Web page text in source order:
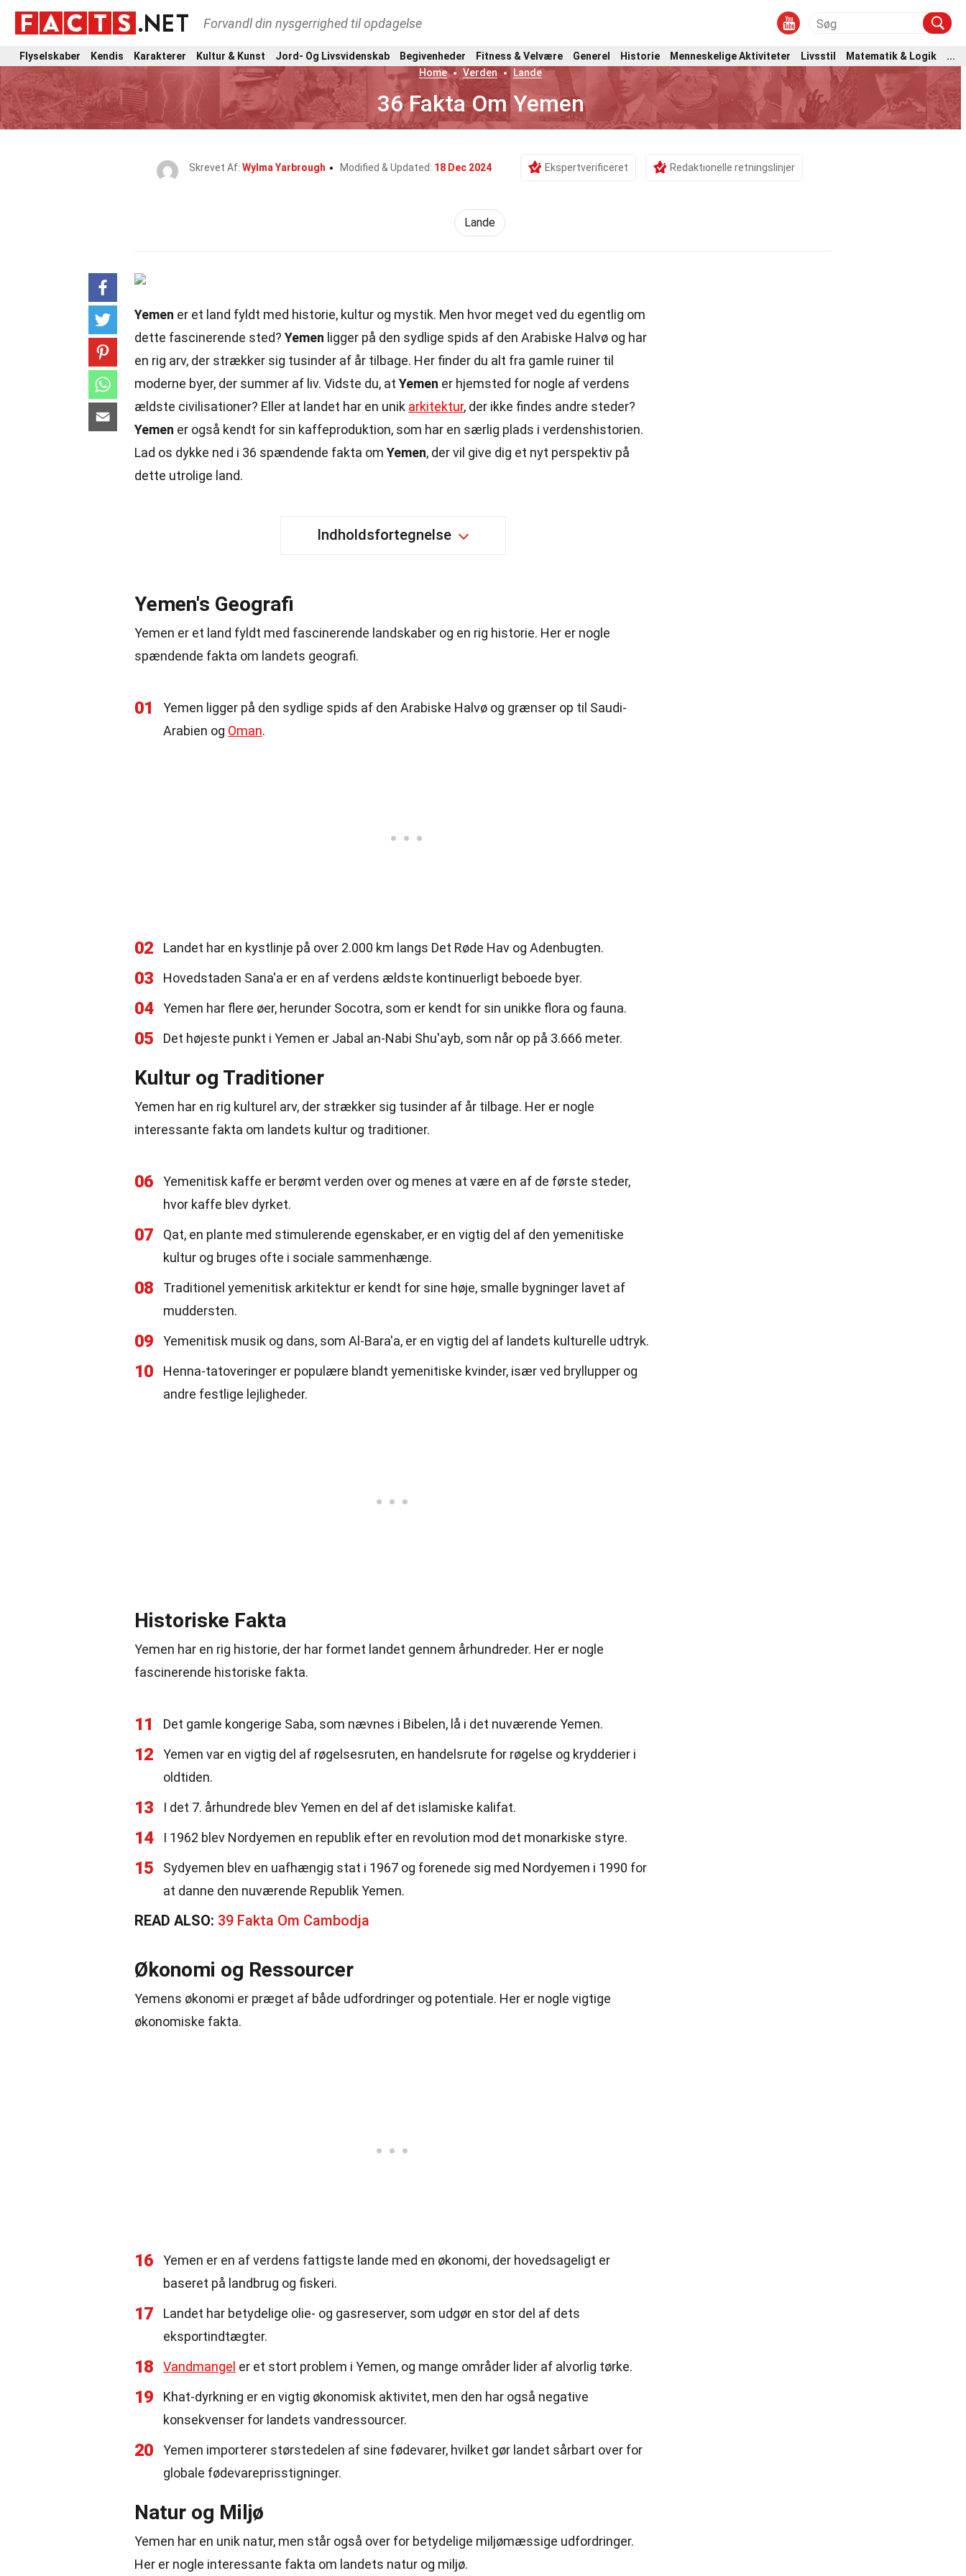
Forvandl din nysgerrighed til opdagelse
Flyselskaber Kendis Karakterer Kultur & Kunst Jord- Og Livsvidenskab Begivenheder Fitness & Velvære Generel Historie Menneskelige Aktiviteter Livsstil Matematik & Logik
...
Home
Verden Lande
36 Fakta Om Yemen
Skrevet Af: Wylma Yarbrough Modified & Updated: 18 Dec 2024 Ekspertverificeret Redaktionelle retningslinjer
Lande
Yemen er et land fyldt med historie, kultur og mystik. Men hvor meget ved du egentlig om
dette fascinerende sted? Yemen ligger på den sydlige spids af den Arabiske Halvø og har
en rig arv, der strækker sig tusinder af år tilbage. Her finder du alt fra gamle ruiner til
moderne byer, der summer af liv. Vidste du, at Yemen er hjemsted for nogle af verdens
ældste civilisationer? Eller at landet har en unik arkitektur, der ikke findes andre steder?
Yemen er også kendt for sin kaffeproduktion, som har en særlig plads i verdenshistorien.
Lad os dykke ned i 36 spændende fakta om Yemen, der vil give dig et nyt perspektiv på
dette utrolige land.
Indholdsfortegnelse
Yemen's Geografi
Yemen er et land fyldt med fascinerende landskaber og en rig historie. Her er nogle
spændende fakta om landets geografi.
01
Yemen ligger på den sydlige spids af den Arabiske Halvø og grænser op til Saudi-
Arabien og Oman.
02 Landet har en kystlinje på over 2.000 km langs Det Røde Hav og Adenbugten.
03 Hovedstaden Sana'a er en af verdens ældste kontinuerligt beboede byer.
04 Yemen har flere øer, herunder Socotra, som er kendt for sin unikke flora og fauna.
05 Det højeste punkt i Yemen er Jabal an-Nabi Shu'ayb, som når op på 3.666 meter.
Kultur og Traditioner
Yemen har en rig kulturel arv, der strækker sig tusinder af år tilbage. Her er nogle
interessante fakta om landets kultur og traditioner.
06
Yemenitisk kaffe er berømt verden over og menes at være en af de første steder,
hvor kaffe blev dyrket.
07
Qat, en plante med stimulerende egenskaber, er en vigtig del af den yemenitiske
kultur og bruges ofte i sociale sammenhænge.
08
Traditionel yemenitisk arkitektur er kendt for sine høje, smalle bygninger lavet af
muddersten.
09 Yemenitisk musik og dans, som Al-Bara'a, er en vigtig del af landets kulturelle udtryk.
10
Henna-tatoveringer er populære blandt yemenitiske kvinder, især ved bryllupper og
andre festlige lejligheder.
Historiske Fakta
Yemen har en rig historie, der har formet landet gennem århundreder. Her er nogle
fascinerende historiske fakta.
11 Det gamle kongerige Saba, som nævnes i Bibelen, lå i det nuværende Yemen.
12
Yemen var en vigtig del af røgelsesruten, en handelsrute for røgelse og krydderier i
oldtiden.
13 I det 7. århundrede blev Yemen en del af det islamiske kalifat.
14 I 1962 blev Nordyemen en republik efter en revolution mod det monarkiske styre.
15
Sydyemen blev en uafhængig stat i 1967 og forenede sig med Nordyemen i 1990 for
at danne den nuværende Republik Yemen.
READ ALSO: 39 Fakta Om Cambodja
Økonomi og Ressourcer
Yemens økonomi er præget af både udfordringer og potentiale. Her er nogle vigtige
økonomiske fakta.
16
Yemen er en af verdens fattigste lande med en økonomi, der hovedsageligt er
baseret på landbrug og fiskeri.
17
Landet har betydelige olie- og gasreserver, som udgør en stor del af dets
eksportindtægter.
18 Vandmangel er et stort problem i Yemen, og mange områder lider af alvorlig tørke.
19
Khat-dyrkning er en vigtig økonomisk aktivitet, men den har også negative
konsekvenser for landets vandressourcer.
20
Yemen importerer størstedelen af sine fødevarer, hvilket gør landet sårbart over for
globale fødevareprisstigninger.
Natur og Miljø
Yemen har en unik natur, men står også over for betydelige miljømæssige udfordringer.
Her er nogle interessante fakta om landets natur og miljø.